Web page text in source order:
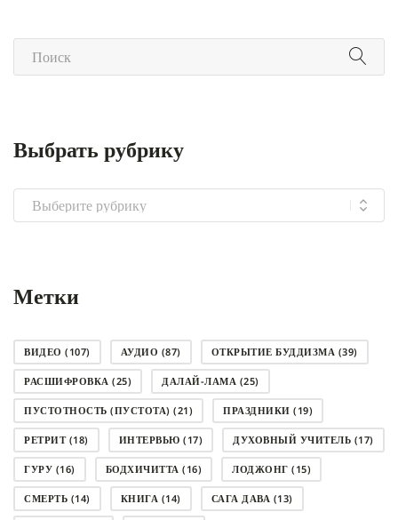
Выбрать рубрику
Выбрать
рубрику
Метки
ВИДЕО (107) АУДИО (87) ОТКРЫТИЕ БУДДИЗМА (39)
РАСШИФРОВКА (25) ДАЛАЙ-ЛАМА (25)
ПУСТОТНОСТЬ (ПУСТОТА) (21) ПРАЗДНИКИ (19)
РЕТРИТ(18) ИНТЕРВЬЮ (17) ДУХОВНЫЙ УЧИТЕЛЬ (17)
ГУРУ (16) БОДХИЧИТТА (16) ЛОДЖОНГ (15)
СМЕРТЬ (14) КНИГА (14) САГА ДАВА (13)